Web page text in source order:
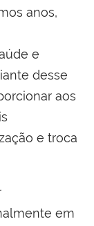
anos,
e
desse
aos
e troca
em